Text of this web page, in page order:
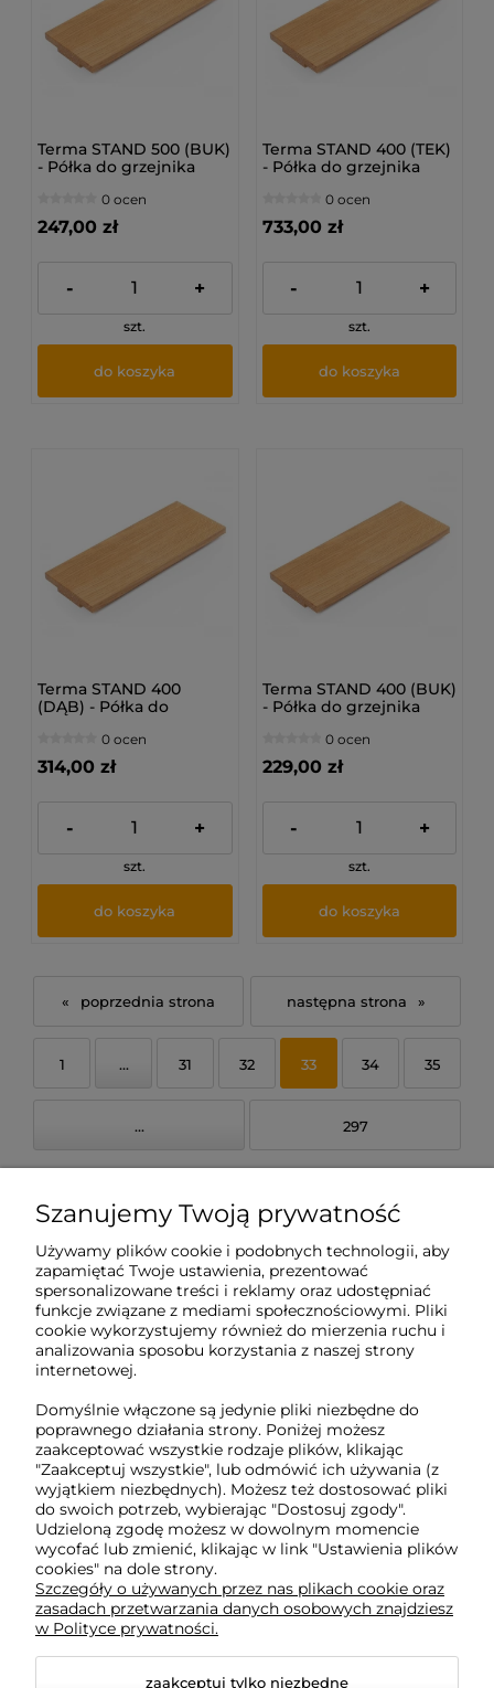
Terma STAND 500 (BUK)
- Półka do grzejnika
0 ocen
247,00 zł
- +
szt.
do koszyka
Terma STAND 400 (TEK)
- Półka do grzejnika
0 ocen
733,00 zł
- +
szt.
do koszyka
Terma STAND 400
(DĄB) - Półka do
0 ocen
314,00 zł
- +
szt.
do koszyka
Terma STAND 400 (BUK)
- Półka do grzejnika
0 ocen
229,00 zł
- +
szt.
do koszyka
«
1 ... 31 32 33 34 35
... 297
»
Sklep internetowy Tukado.pl
pn-pt: 08:00-16:00
791 063 018
biuro@tukado.pl
O nas
Obsługa klienta
Pomoc
Moje konto
Szanujemy Twoją prywatność
Używamy plików cookie i podobnych technologii, aby
zapamiętać Twoje ustawienia, prezentować
spersonalizowane treści i reklamy oraz udostępniać
funkcje związane z mediami społecznościowymi. Pliki
cookie wykorzystujemy również do mierzenia ruchu i
analizowania sposobu korzystania z naszej strony
internetowej.
Domyślnie włączone są jedynie pliki niezbędne do
poprawnego działania strony. Poniżej możesz
zaakceptować wszystkie rodzaje plików, klikając
"Zaakceptuj wszystkie", lub odmówić ich używania (z
wyjątkiem niezbędnych). Możesz też dostosować pliki
do swoich potrzeb, wybierając "Dostosuj zgody".
Udzieloną zgodę możesz w dowolnym momencie
wycofać lub zmienić, klikając w link "Ustawienia plików
cookies" na dole strony.
Szczegóły o używanych przez nas plikach cookie oraz
zasadach przetwarzania danych osobowych znajdziesz
w Polityce prywatności.
zaakceptuj tylko niezbędne